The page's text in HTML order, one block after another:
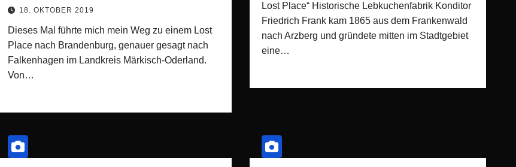
18. OKTOBER 2019
Dieses Mal führte mich mein Weg zu einem Lost
Place nach Brandenburg, genauer gesagt nach
Falkenhagen im Landkreis Märkisch-Oderland.
Von…
Lost Place“ Historische Lebkuchenfabrik Konditor
Friedrich Frank kam 1865 aus dem Frankenwald
nach Arzberg und gründete mitten im Stadtgebiet
eine…